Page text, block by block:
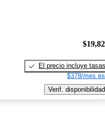
El precio incluye tasas
$378/mes
Verif. disponibilidad